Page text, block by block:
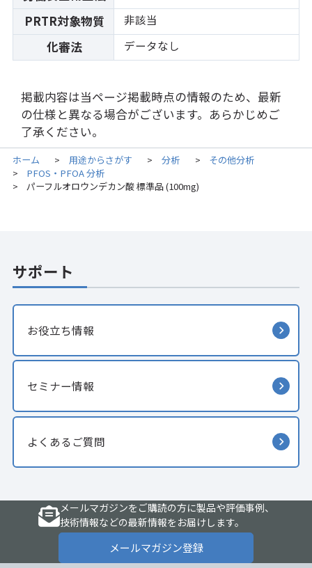
PRTR対象物質 非該当
化審法 データなし
掲載内容は当ページ掲載時点の情報のため、最新
の仕様と異なる場合がございます。あらかじめご
了承ください。
ホーム > 用途からさがす > 分析 > その他分析
> PFOS・PFOA 分析
> パーフルオロウンデカン酸 標準品 (100mg)
サポート
お役立ち情報
セミナー情報
よくあるご質問
メールマガジンをご購読の方に製品や評価事例、
技術情報などの最新情報をお届けします。
メールマガジン登録